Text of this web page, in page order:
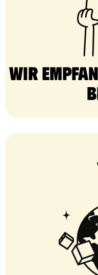
Wir